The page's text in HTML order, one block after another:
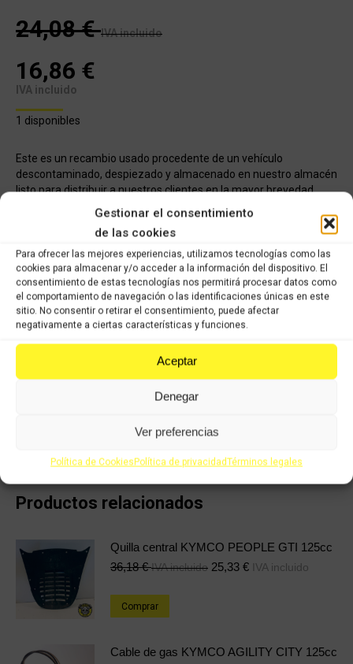
Gestionar el consentimiento
de las cookies
Para ofrecer las mejores experiencias, utilizamos tecnologías como las
cookies para almacenar y/o acceder a la información del dispositivo. El
consentimiento de estas tecnologías nos permitirá procesar datos como
el comportamiento de navegación o las identificaciones únicas en este
sitio. No consentir o retirar el consentimiento, puede afectar
negativamente a ciertas características y funciones.
Aceptar
Denegar
Ver preferencias
Política de CookiesPolítica de privacidadTérminos legales
24,08€ IVA incluido
16,86 €
IVA incluido
1 disponibles
Este es un recambio usado procedente de un vehículo
descontaminado, despiezado y almacenado en nuestro almacén
listo para distribuir a nuestros clientes en la mayor brevedad
posible. Todos los recambios han pasado nuestro control de
calidad, han sido verificados y seleccionados 1 a 1 por nuestros
operarios para servir un producto con garantía.
COMPRAR
Categorías:Recambios ocasión Kymco, KYMCO DINK 125cc
Share this product
FacebookPinterestLinkedIn
Productos relacionados
Quilla central KYMCO PEOPLE GTI 125cc
36,18€ IVA incluido 25,33 € IVA incluido
Comprar
Cable de gas KYMCO AGILITY CITY 125cc